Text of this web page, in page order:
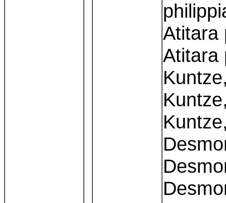
Atitara
Atitara